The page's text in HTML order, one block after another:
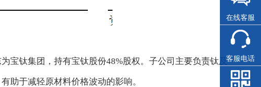
宝钛集团，持有宝钛股份48%股权。子公司主要负责钛及
助于减轻原材料价格波动的影响。
在线客服
客服电话